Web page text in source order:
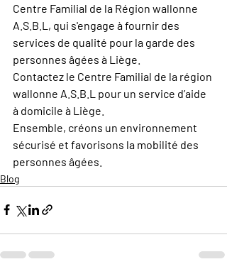
Centre Familial de la Région wallonne
A.S.B.L, qui s'engage à fournir des
services de qualité pour la garde des
personnes âgées à Liège.
Contactez le Centre Familial de la région
wallonne A.S.B.L pour un service d’aide
à domicile à Liège.
Ensemble, créons un environnement
sécurisé et favorisons la mobilité des
personnes âgées.
Blog